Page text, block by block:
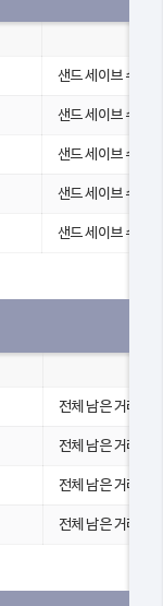
샌드 세이브 수
샌드 세이브 수
샌드 세이브 수
샌드 세이브 수
샌드 세이브 수
전체 남은 거리
전체 남은 거리
전체 남은 거리
전체 남은 거리